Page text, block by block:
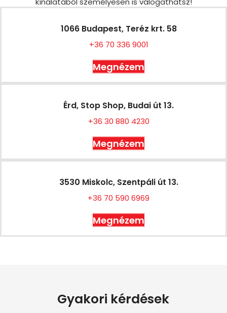
1066 Budapest, Teréz krt. 58
+36 70 336 9001
Megnézem
Érd, Stop Shop, Budai út 13.
+36 30 880 4230
Megnézem
3530 Miskolc, Szentpáli út 13.
+36 70 590 6969
Megnézem
Gyakori kérdések